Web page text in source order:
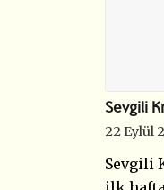
Sevgili
22 Eylül
Sevgili